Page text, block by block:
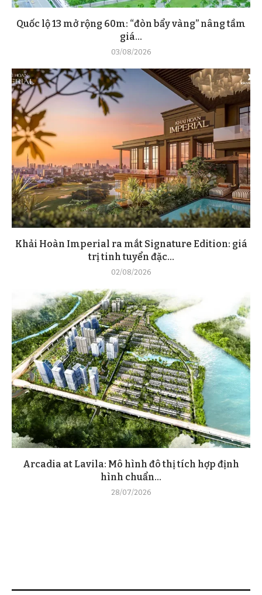
Quốc lộ 13 mở rộng 60m: “đòn bẩy vàng” nâng tầm
giá...
03/08/2026
Khải Hoàn Imperial ra mắt Signature Edition: giá
trị tinh tuyển đặc...
02/08/2026
Arcadia at Lavila: Mô hình đô thị tích hợp định
hình chuẩn...
28/07/2026